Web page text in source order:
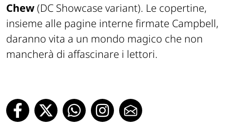
Chew(DC Showcase variant). Le copertine,
insieme alle pagine interne firmate Campbell,
daranno vita a un mondo magico che non
mancherà di affascinare i lettori.